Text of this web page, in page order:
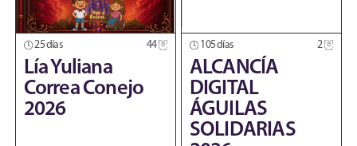
25 días 44
Lía Yuliana
Correa Conejo
2026
105 días 2
ALCANCÍA
DIGITAL
ÁGUILAS
SOLIDARIAS